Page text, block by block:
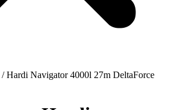
/ Hardi Navigator 4000l 27m DeltaForce